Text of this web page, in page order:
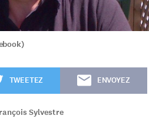
TWEETEZ ENVOYEZ
Sylvestre